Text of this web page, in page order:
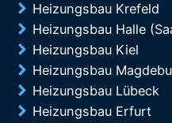
Heizungsbau Krefeld
Heizungsbau Halle
Heizungsbau Kiel
Heizungsbau
Heizungsbau Lübeck
Heizungsbau Erfurt